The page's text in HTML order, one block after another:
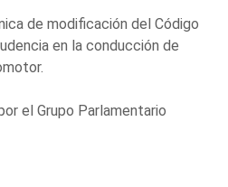
de modificación del Código
en la conducción de
el Grupo Parlamentario